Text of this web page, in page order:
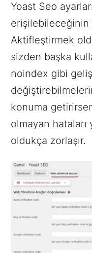
Yoast Seo
erişilebileceğinin
Aktifleştirmek
sizden başka
noindex gibi
konuma
olmayan hataları
oldukça zorlaşır.